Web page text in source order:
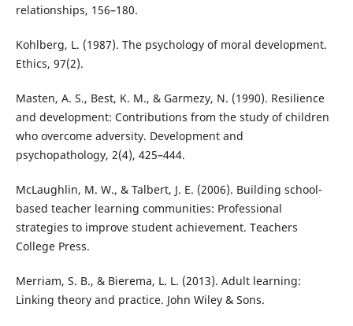
relationships, 156–180.
Kohlberg, L. (1987). The psychology of moral development.
Ethics, 97(2).
Masten, A. S., Best, K. M., & Garmezy, N. (1990). Resilience
and development: Contributions from the study of children
who overcome adversity. Development and
psychopathology, 2(4), 425–444.
McLaughlin, M. W., & Talbert, J. E. (2006). Building school-
based teacher learning communities: Professional
strategies to improve student achievement. Teachers
College Press.
Merriam, S. B., & Bierema, L. L. (2013). Adult learning:
Linking theory and practice. John Wiley & Sons.